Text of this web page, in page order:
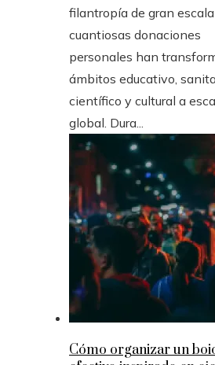
filantropía de gran
cuantiosas donaciones
personales han
ámbitos educativo,
científico y cultural a
global. Dura...
Cómo organizar un